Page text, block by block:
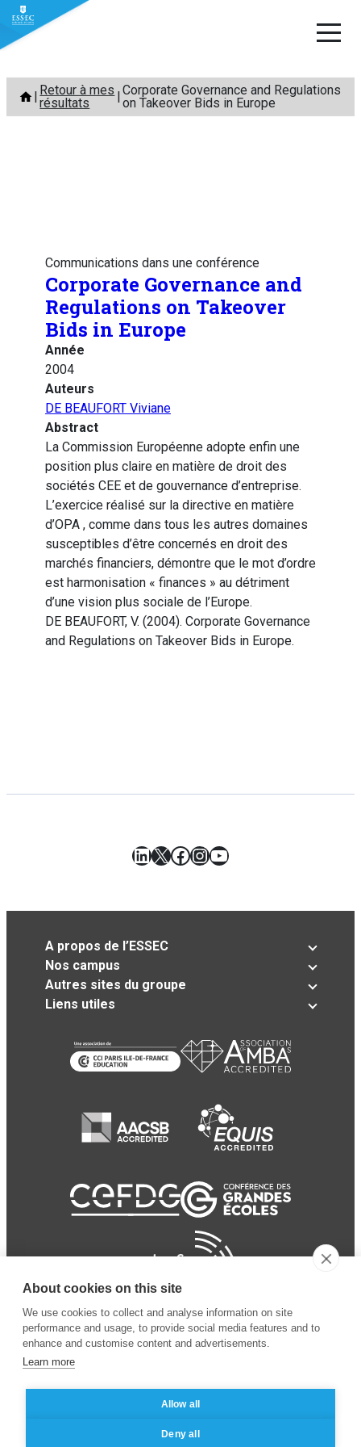
Aller
contenu
Retour à mes
résultats
Corporate Governance and Regulations
on Takeover Bids in Europe
Communications dans une conférence
Corporate Governance and
Regulations on Takeover
Bids in Europe
Année
2004
Auteurs
DE BEAUFORT Viviane
Abstract
La Commission Européenne adopte enfin une
position plus claire en matière de droit des
sociétés CEE et de gouvernance d’entreprise.
L’exercice réalisé sur la directive en matière
d’OPA , comme dans tous les autres domaines
susceptibles d’être concernés en droit des
marchés financiers, démontre que le mot d’ordre
est harmonisation « finances » au détriment
d’une vision plus sociale de l’Europe.
DE BEAUFORT, V. (2004). Corporate Governance
and Regulations on Takeover Bids in Europe.
LinkedIn
X Facebook
Instagram
YouTube
A propos de l’ESSEC
Nos campus
Autres sites du groupe
Liens utiles
Mentions légales
About cookies on this site
We use cookies to collect and analyse information on site
performance and usage, to provide social media features and to
enhance and customise content and advertisements.
Learn more
Allow all
Deny all